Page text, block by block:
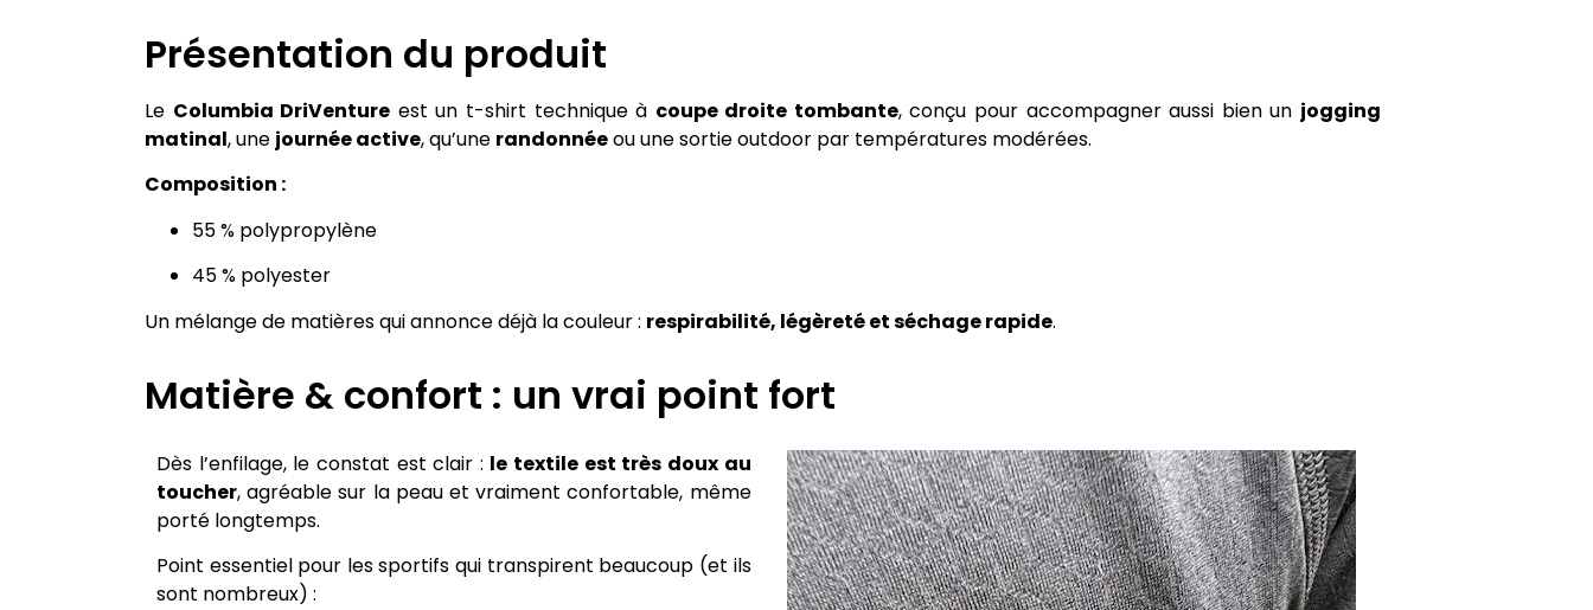
Présentation du produit
Le Columbia DriVenture est un t-shirt technique à coupe droite tombante, conçu pour accompagner aussi bien un jogging
matinal, une journée active, qu’une randonnéeou une sortie outdoor par températures modérées.
Composition :
55 % polypropylène
45 % polyester
Un mélange de matières qui annonce déjà la couleur : respirabilité, légèreté et séchage rapide.
Matière & confort : un vrai point fort
Dès l’enfilage, le constat est clair : le textile est très doux au
toucher, agréable sur la peau et vraiment confortable, même
porté longtemps.
Point essentiel pour les sportifs qui transpirent beaucoup (et ils
sont nombreux) :